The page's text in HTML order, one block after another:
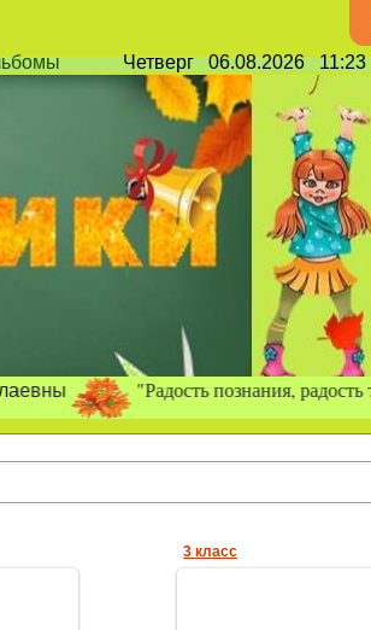
Четверг06.08.2026
"Радость познания, радость труда,
3 класс